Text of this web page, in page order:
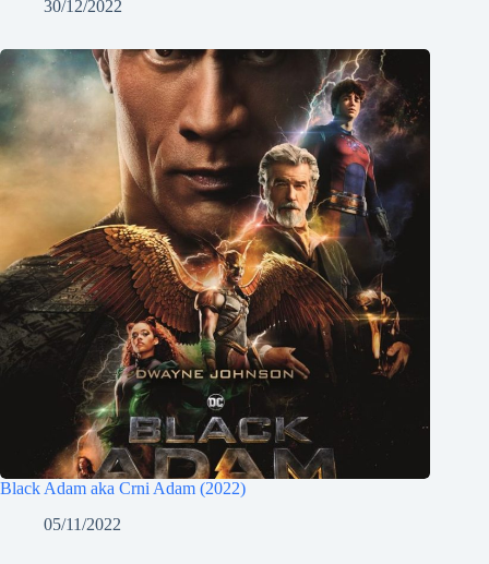
30/12/2022
Black Adam aka Crni Adam (2022)
05/11/2022